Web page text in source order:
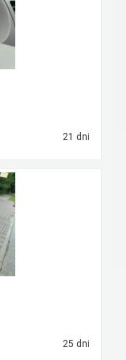
21 dni
25 dni